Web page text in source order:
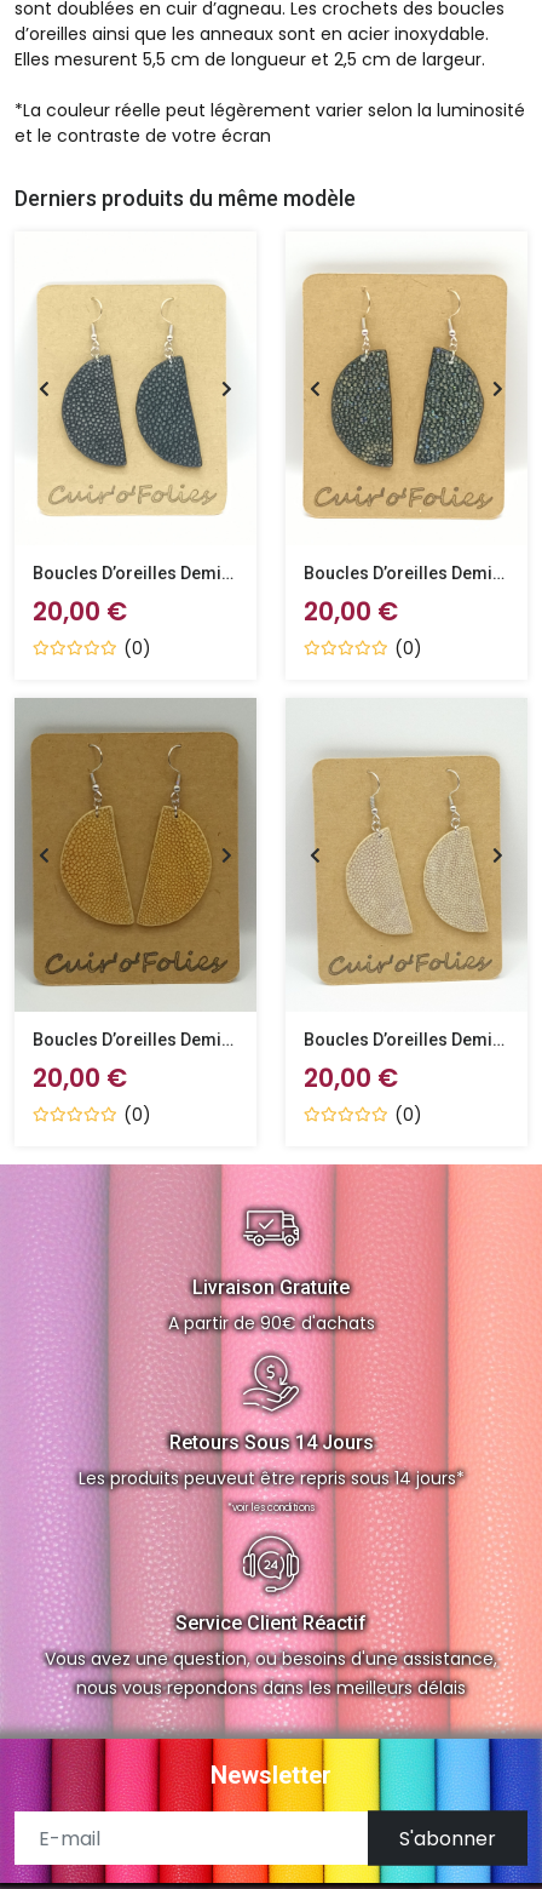
sont doublées en cuir d’agneau. Les crochets des boucles
d’oreilles ainsi que les anneaux sont en acier inoxydable.
Elles mesurent 5,5 cm de longueur et 2,5 cm de largeur.
*La couleur réelle peut légèrement varier selon la luminosité
et le contraste de votre écran
Derniers produits du même modèle
Boucles D’oreilles Demi-Lune En Galuchat Noire
20,00 €
(0)
Boucles D’oreilles Demi-Lune En Galuchat Caviar
20,00 €
(0)
Boucles D’oreilles Demi-Lune En Galuchat Café Au Lait
20,00 €
(0)
Boucles D’oreilles Demi-Lune En Galuchat Grège
20,00 €
(0)
Livraison Gratuite
A partir de 90€ d'achats
Retours Sous 14 Jours
Les produits peuveut être repris sous 14 jours*
*voir les conditions
Service Client Réactif
Vous avez une question, ou besoins d'une assistance,
nous vous repondons dans les meilleurs délais
Newsletter
S'abonner